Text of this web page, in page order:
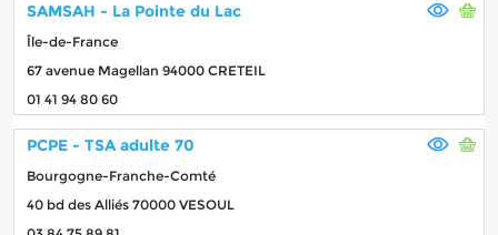
SAMSAH - La Pointe du Lac
Île-de-France
67 avenue Magellan 94000 CRETEIL
01 41 94 80 60
PCPE - TSA adulte 70
Bourgogne-Franche-Comté
40 bd des Alliés 70000 VESOUL